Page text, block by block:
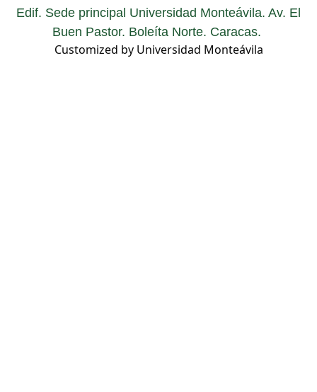
Edif. Sede principal Universidad Monteávila. Av. El
Buen Pastor. Boleíta Norte. Caracas.
Customized by Universidad Monteávila